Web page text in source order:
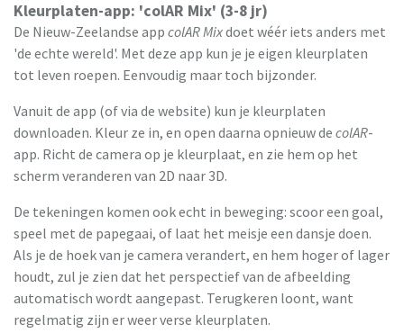
Kleurplaten-app: 'colAR Mix' (3-8 jr)
De Nieuw-Zeelandse app colAR Mixdoet wéér iets anders met
'de echte wereld'. Met deze app kun je je eigen kleurplaten
tot leven roepen. Eenvoudig maar toch bijzonder.
Vanuit de app (of via de website) kun je kleurplaten
downloaden. Kleur ze in, en open daarna opnieuw de colAR-
app. Richt de camera op je kleurplaat, en zie hem op het
scherm veranderen van 2D naar 3D.
De tekeningen komen ook echt in beweging: scoor een goal,
speel met de papegaai, of laat het meisje een dansje doen.
Als je de hoek van je camera verandert, en hem hoger of lager
houdt, zul je zien dat het perspectief van de afbeelding
automatisch wordt aangepast. Terugkeren loont, want
regelmatig zijn er weer verse kleurplaten.